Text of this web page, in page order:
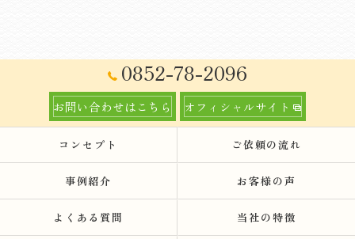
0852-78-2096
お問い合わせはこちら オフィシャルサイト
コンセプト ご依頼の流れ
事例紹介 お客様の声
よくある質問 当社の特徴